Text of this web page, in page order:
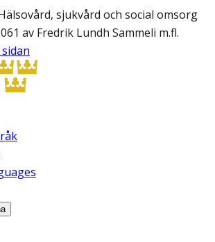
sjukvård och social omsorg
av Fredrik Lundh Sammeli m.fl.